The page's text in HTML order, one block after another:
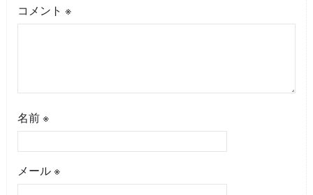
コメント ※
名前 ※
メール ※